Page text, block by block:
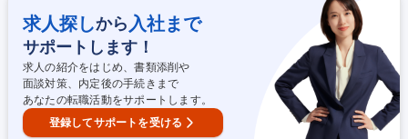
荷主様との情報連携を行いながら、4PL事業者として社会インフラ事業に
貢献することと社会全体への貢献ができます。 また、新規業務の獲得や対
応、各種改善活動を通じて、自社事業の発展にも寄与できます。 募集職種
【新宿】国際物流ソリューション営業（社会インフラ案件担当）福利厚生
充実
求人探しから 入社まで
サポートします！
求人の紹介をはじめ、書類添削や
面談対策、内定後の手続きまで
あなたの転職活動をサポートします。
登録してサポートを受ける